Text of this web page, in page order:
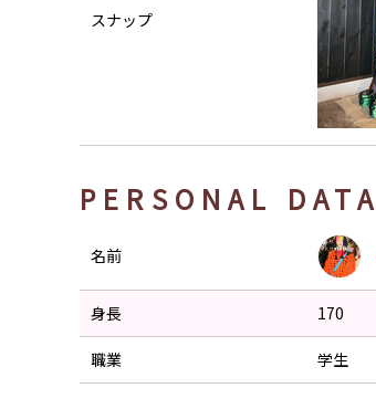
スナップ
PERSONAL DATA
名前
身長 170
職業 学生